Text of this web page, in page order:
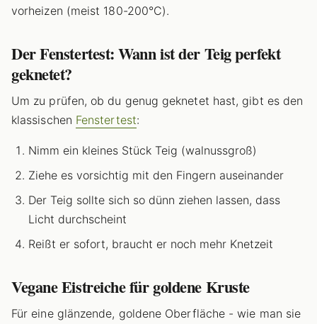
vorheizen (meist 180-200°C).
Der Fenstertest: Wann ist der Teig perfekt
geknetet?
Um zu prüfen, ob du genug geknetet hast, gibt es den
klassischen Fenstertest:
Nimm ein kleines Stück Teig (walnussgroß)
Ziehe es vorsichtig mit den Fingern auseinander
Der Teig sollte sich so dünn ziehen lassen, dass
Licht durchscheint
Reißt er sofort, braucht er noch mehr Knetzeit
Vegane Eistreiche für goldene Kruste
Für eine glänzende, goldene Oberfläche - wie man sie